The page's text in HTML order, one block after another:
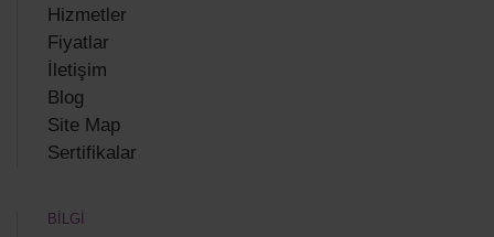
Hizmetler
Fiyatlar
İletişim
Blog
Site Map
Sertifikalar
BİLGİ